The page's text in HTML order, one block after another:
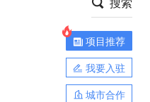
项目推荐
我要入驻
城市合作